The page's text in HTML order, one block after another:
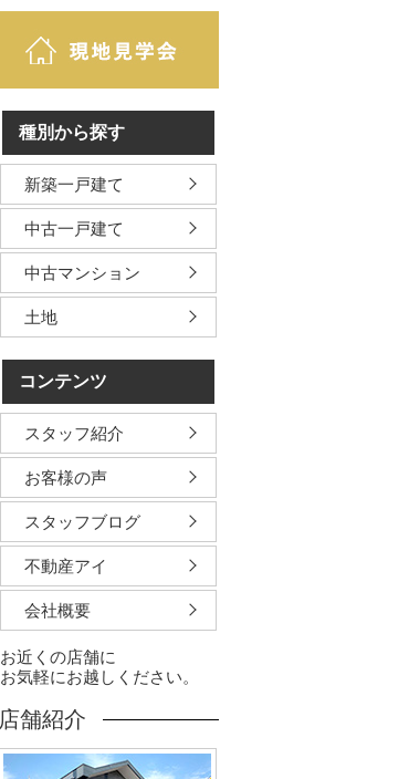
種別から探す
新築一戸建て
中古一戸建て
中古マンション
土地
コンテンツ
スタッフ紹介
お客様の声
スタッフブログ
不動産アイ
会社概要
お近くの店舗に
お気軽にお越しください。
店舗紹介